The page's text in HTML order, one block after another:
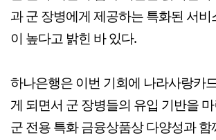
과 군 장병에게 제공하는 특화된 서비
이 높다고 밝힌 바 있다.
하나은행은 이번 기회에 나라사랑카
게 되면서 군 장병들의 유입 기반을
군 전용 특화 금융상품상 다양성과